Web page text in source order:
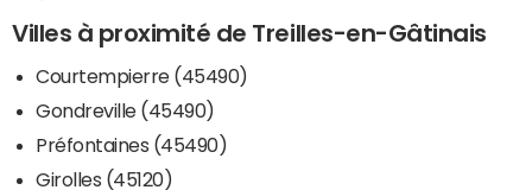
Villes à proximité de Treilles-en-Gâtinais
Courtempierre (45490)
Gondreville (45490)
Préfontaines (45490)
Girolles (45120)